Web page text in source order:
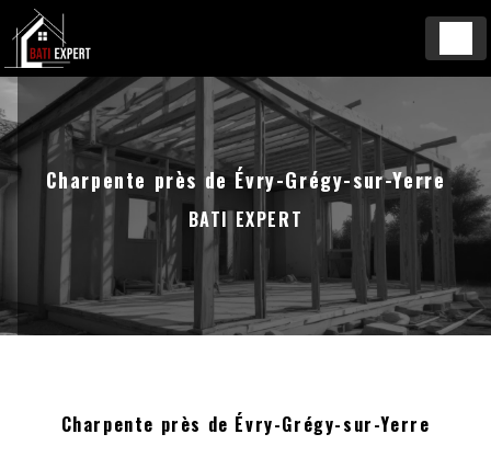
Charpente près de Évry-Grégy-sur-Yerre
BATI EXPERT
Charpente près de Évry-Grégy-sur-Yerre
Panneau de gestion des cookies